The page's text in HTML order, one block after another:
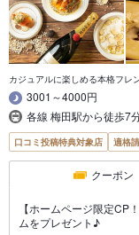
カジュアルに楽しめる本格フレ
3001～4000円
各線 梅田駅から徒歩7
口コミ投稿特典対象店 適格
クーポン
【ホームページ限定CP
ムをプレゼント♪